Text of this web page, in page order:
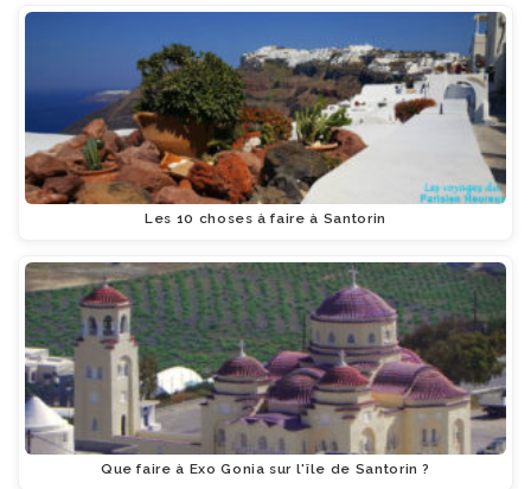
Les 10 choses à faire à Santorin
Que faire à Exo Gonia sur l'île de Santorin ?